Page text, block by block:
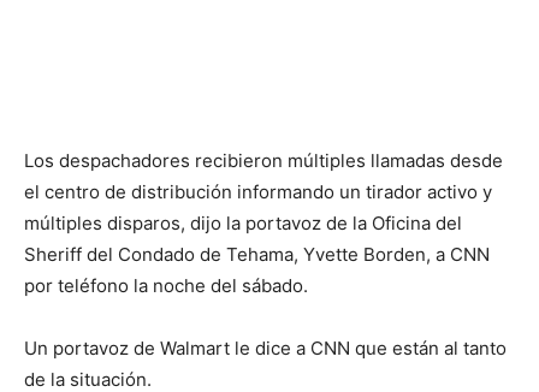
Los despachadores recibieron múltiples llamadas desde
el centro de distribución informando un tirador activo y
múltiples disparos, dijo la portavoz de la Oficina del
Sheriff del Condado de Tehama, Yvette Borden, a CNN
por teléfono la noche del sábado.
Un portavoz de Walmart le dice a CNN que están al tanto
de la situación.